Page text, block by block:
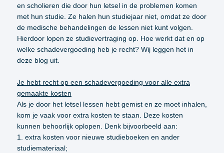
en scholieren die door hun letsel in de problemen komen
met hun studie. Ze halen hun studiejaar niet, omdat ze door
de medische behandelingen de lessen niet kunt volgen.
Hierdoor lopen ze studievertraging op. Hoe werkt dat en op
welke schadevergoeding heb je recht? Wij leggen het in
deze blog uit.
Je hebt recht op een schadevergoeding voor alle extra
gemaakte kosten
Als je door het letsel lessen hebt gemist en ze moet inhalen,
kom je vaak voor extra kosten te staan. Deze kosten
kunnen behoorlijk oplopen. Denk bijvoorbeeld aan:
1. extra kosten voor nieuwe studieboeken en ander
studiemateriaal;